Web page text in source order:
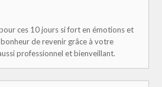
ces 10 jours si fort en émotions et
de revenir grâce à votre
professionnel et bienveillant.